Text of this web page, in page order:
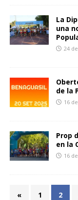
La
una
24
de la
16
Prop
en la
16
« 1 2